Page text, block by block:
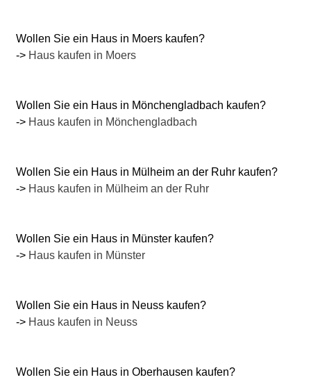
Wollen Sie ein Haus in Moers kaufen?
-> Haus kaufen in Moers
Wollen Sie ein Haus in Mönchengladbach kaufen?
-> Haus kaufen in Mönchengladbach
Wollen Sie ein Haus in Mülheim an der Ruhr kaufen?
-> Haus kaufen in Mülheim an der Ruhr
Wollen Sie ein Haus in Münster kaufen?
-> Haus kaufen in Münster
Wollen Sie ein Haus in Neuss kaufen?
-> Haus kaufen in Neuss
Wollen Sie ein Haus in Oberhausen kaufen?